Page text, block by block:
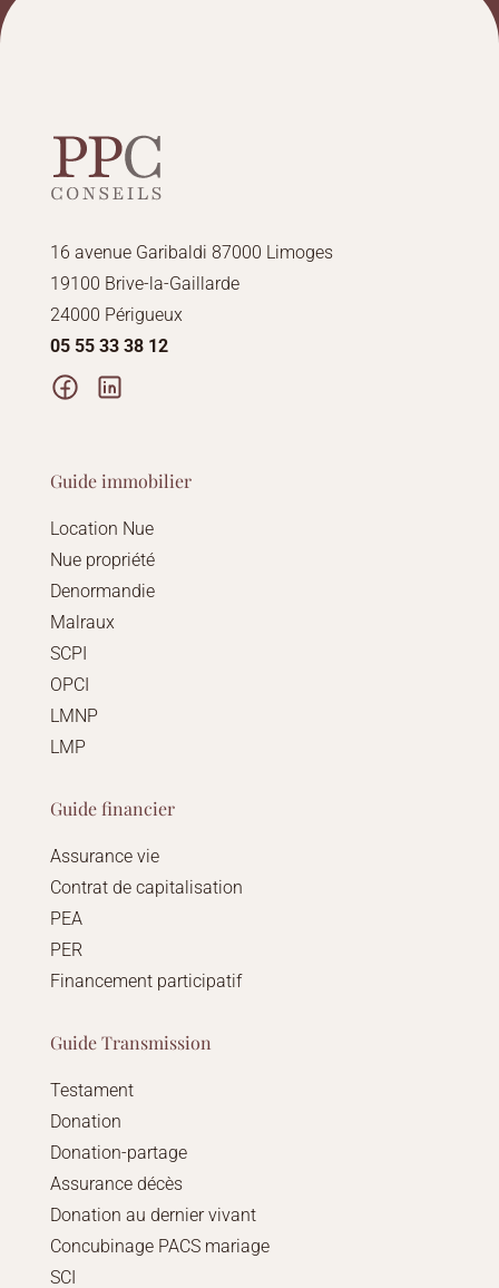
16 avenue Garibaldi 87000 Limoges
19100 Brive-la-Gaillarde
24000 Périgueux
05 55 33 38 12
Guide immobilier
Location Nue
Nue propriété
Denormandie
Malraux
SCPI
OPCI
LMNP
LMP
Guide financier
Assurance vie
Contrat de capitalisation
PEA
PER
Financement participatif
Guide Transmission
Testament
Donation
Donation-partage
Assurance décès
Donation au dernier vivant
Concubinage PACS mariage
SCI